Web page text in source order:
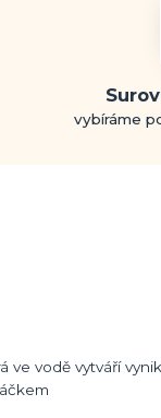
vybíráme
ve vodě vytváří